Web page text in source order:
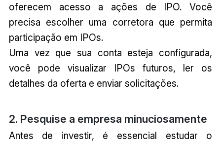
oferecem acesso a ações de IPO. Você
precisa escolher uma corretora que permita
participação em IPOs.
Uma vez que sua conta esteja configurada,
você pode visualizar IPOs futuros, ler os
detalhes da oferta e enviar solicitações.
2. Pesquise a empresa minuciosamente
Antes de investir, é essencial estudar o